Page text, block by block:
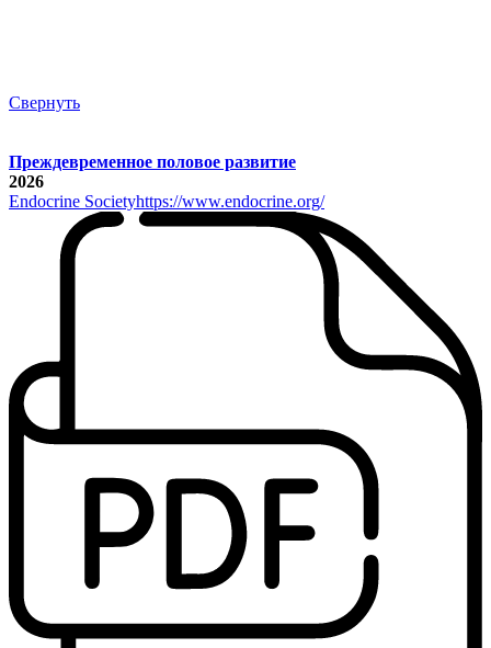
Свернуть
Преждевременное половое развитие
2026
Endocrine Societyhttps://www.endocrine.org/